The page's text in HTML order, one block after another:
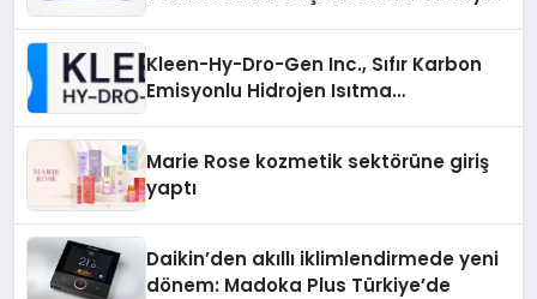
Kleen-Hy-Dro-Gen Inc., Sıfır Karbon
Emisyonlu Hidrojen Isıtma
Marie Rose kozmetik sektörüne giriş
yaptı
Daikin’den akıllı iklimlendirmede yeni
dönem: Madoka Plus Türkiye’de